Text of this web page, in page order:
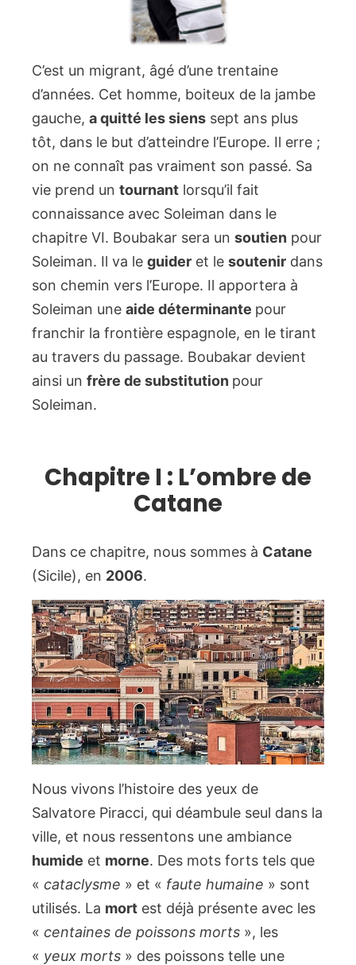
C’est un migrant, âgé d’une trentaine
d’années. Cet homme, boiteux de la jambe
gauche, a quitté les siens sept ans plus
tôt, dans le but d’atteindre l’Europe. Il erre ;
on ne connaît pas vraiment son passé. Sa
vie prend un tournant lorsqu’il fait
connaissance avec Soleiman dans le
chapitre VI. Boubakar sera un soutien pour
Soleiman. Il va le guider et le soutenir dans
son chemin vers l’Europe. Il apportera à
Soleiman une aide déterminante pour
franchir la frontière espagnole, en le tirant
au travers du passage. Boubakar devient
ainsi un frère de substitution pour
Soleiman.
Chapitre I : L’ombre de
Catane
Dans ce chapitre, nous sommes à Catane
(Sicile), en 2006.
Nous vivons l’histoire des yeux de
Salvatore Piracci, qui déambule seul dans la
ville, et nous ressentons une ambiance
humide et morne. Des mots forts tels que
« cataclysme » et « faute humaine » sont
utilisés. La mort est déjà présente avec les
« centaines de poissons morts », les
« yeux morts » des poissons telle une